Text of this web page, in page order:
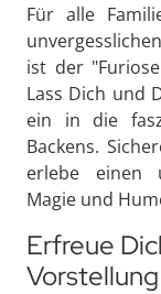
Für alle
ist der
Lass Dich und
ein in die
Backens.
erlebe einen
Magie und
Erfreue
Vorstellung